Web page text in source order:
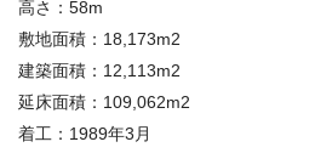
高さ：58m
敷地面積：18,173m2
建築面積：12,113m2
延床面積：109,062m2
着工：1989年3月